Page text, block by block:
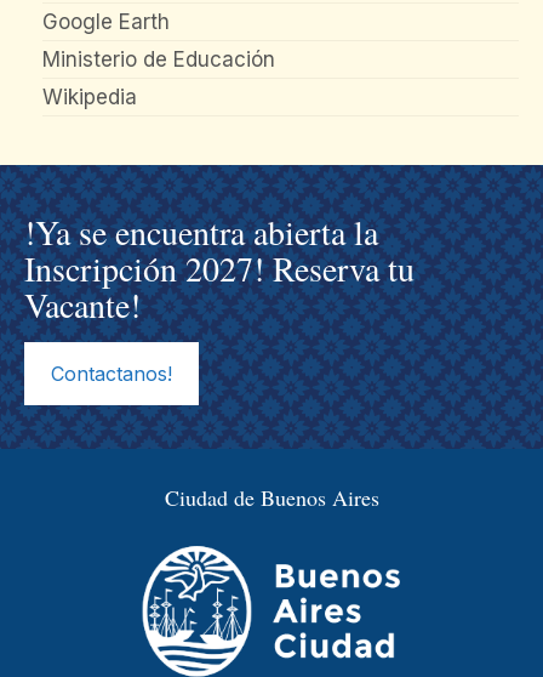
Google Earth
Ministerio de Educación
Wikipedia
!Ya se encuentra abierta la
Inscripción 2027! Reserva tu
Vacante!
Contactanos!
Ciudad de Buenos Aires